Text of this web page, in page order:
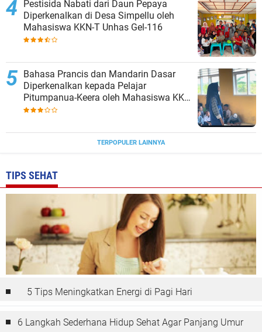
Pestisida Nabati dari Daun Pepaya
Diperkenalkan di Desa Simpellu oleh
Mahasiswa KKN-T Unhas Gel-116
Bahasa Prancis dan Mandarin Dasar
Diperkenalkan kepada Pelajar
Pitumpanua-Keera oleh Mahasiswa KKN
Unhas di Wajo
TERPOPULER LAINNYA
TIPS SEHAT
5 Tips Meningkatkan Energi di Pagi Hari
6 Langkah Sederhana Hidup Sehat Agar Panjang Umur